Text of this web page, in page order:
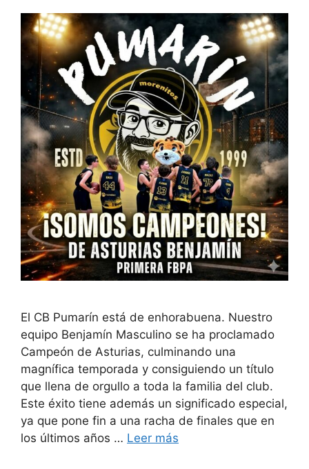
El CB Pumarín está de enhorabuena. Nuestro
equipo Benjamín Masculino se ha proclamado
Campeón de Asturias, culminando una
magnífica temporada y consiguiendo un título
que llena de orgullo a toda la familia del club.
Este éxito tiene además un significado especial,
ya que pone fin a una racha de finales que en
los últimos años … Leer más